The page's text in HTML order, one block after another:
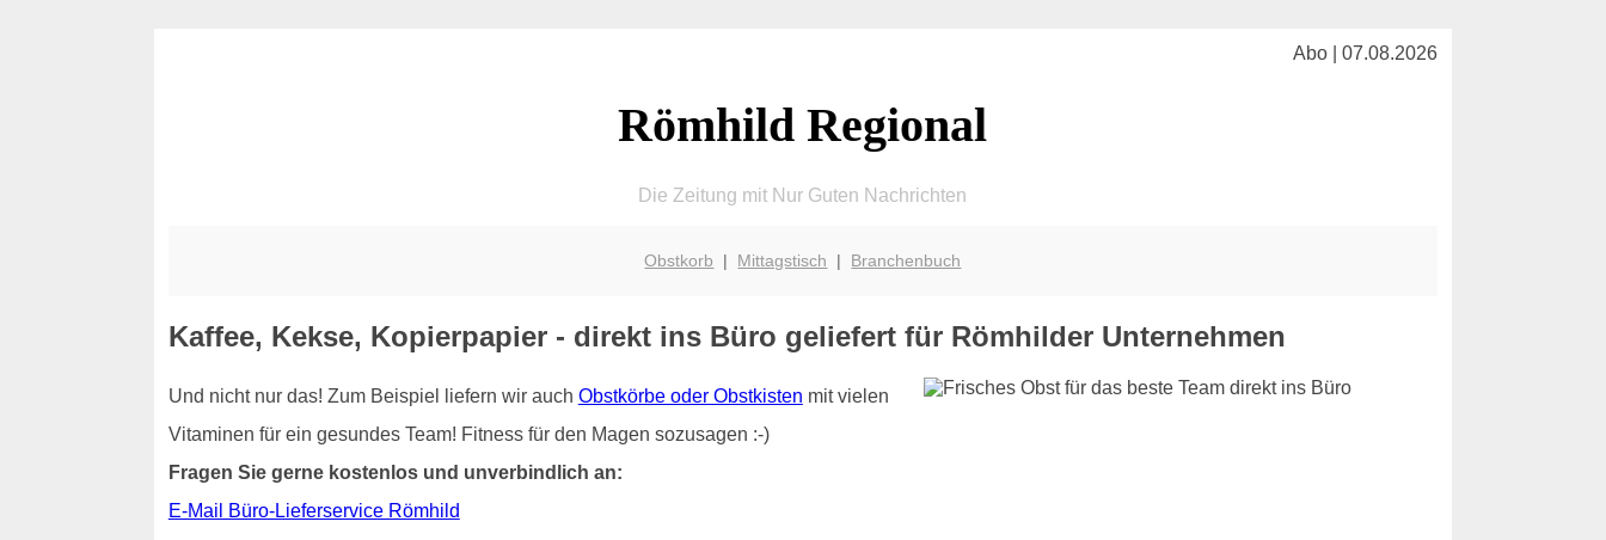
Abo | 07.08.2026
Römhild Regional
Die Zeitung mit Nur Guten Nachrichten
Obstkorb | Mittagstisch | Branchenbuch
Kaffee, Kekse, Kopierpapier - direkt ins Büro geliefert für Römhilder Unternehmen
Und nicht nur das! Zum Beispiel liefern wir auch Obstkörbe oder Obstkisten mit vielen
Vitaminen für ein gesundes Team! Fitness für den Magen sozusagen :-)
Fragen Sie gerne kostenlos und unverbindlich an:
E-Mail Büro-Lieferservice Römhild